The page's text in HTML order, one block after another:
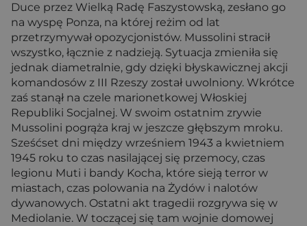
Duce przez Wielką Radę Faszystowską, zesłano go
na wyspę Ponza, na której reżim od lat
przetrzymywał opozycjonistów. Mussolini stracił
wszystko, łącznie z nadzieją. Sytuacja zmieniła się
jednak diametralnie, gdy dzięki błyskawicznej akcji
komandosów z III Rzeszy został uwolniony. Wkrótce
zaś stanął na czele marionetkowej Włoskiej
Republiki Socjalnej. W swoim ostatnim zrywie
Mussolini pogrąża kraj w jeszcze głębszym mroku.
Sześćset dni między wrześniem 1943 a kwietniem
1945 roku to czas nasilającej się przemocy, czas
legionu Muti i bandy Kocha, które sieją terror w
miastach, czas polowania na Żydów i nalotów
dywanowych. Ostatni akt tragedii rozgrywa się w
Mediolanie. W toczącej się tam wojnie domowej